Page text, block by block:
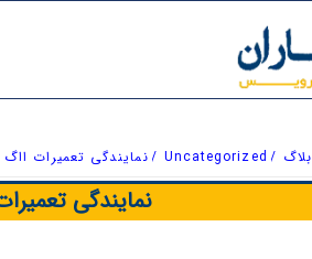
بلاگ /
Uncategorized
/ نمایندگی تعمیرات
نمایندگی